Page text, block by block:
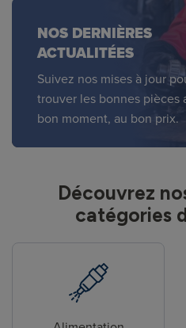
NOS DERNIÈRES
ACTUALITÉES
Suivez nos mises à jour
trouver les bonnes pièces
bon moment, au bon prix.
Découvrez
catégories